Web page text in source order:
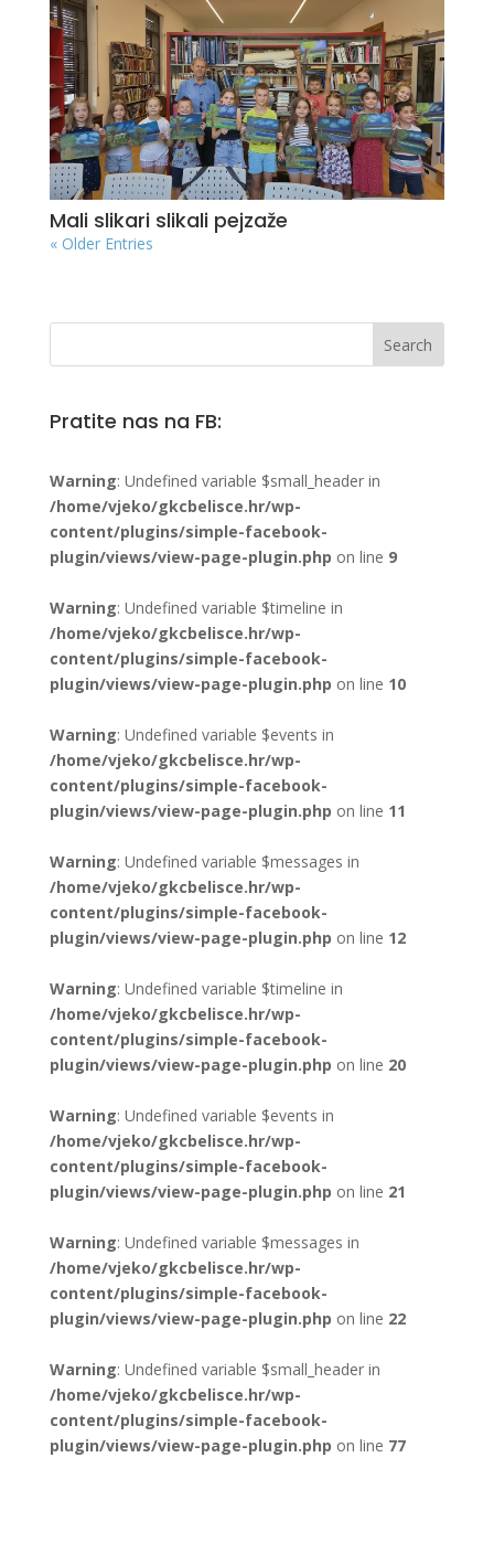
Mali slikari slikali pejzaže
« Older Entries
Pratite nas na FB:
Warning: Undefined variable $small_header in
/home/vjeko/gkcbelisce.hr/wp-
content/plugins/simple-facebook-
plugin/views/view-page-plugin.php on line 9
Warning: Undefined variable $timeline in
/home/vjeko/gkcbelisce.hr/wp-
content/plugins/simple-facebook-
plugin/views/view-page-plugin.php on line 10
Warning: Undefined variable $events in
/home/vjeko/gkcbelisce.hr/wp-
content/plugins/simple-facebook-
plugin/views/view-page-plugin.php on line 11
Warning: Undefined variable $messages in
/home/vjeko/gkcbelisce.hr/wp-
content/plugins/simple-facebook-
plugin/views/view-page-plugin.php on line 12
Warning: Undefined variable $timeline in
/home/vjeko/gkcbelisce.hr/wp-
content/plugins/simple-facebook-
plugin/views/view-page-plugin.php on line 20
Warning: Undefined variable $events in
/home/vjeko/gkcbelisce.hr/wp-
content/plugins/simple-facebook-
plugin/views/view-page-plugin.php on line 21
Warning: Undefined variable $messages in
/home/vjeko/gkcbelisce.hr/wp-
content/plugins/simple-facebook-
plugin/views/view-page-plugin.php on line 22
Warning: Undefined variable $small_header in
/home/vjeko/gkcbelisce.hr/wp-
content/plugins/simple-facebook-
plugin/views/view-page-plugin.php on line 77